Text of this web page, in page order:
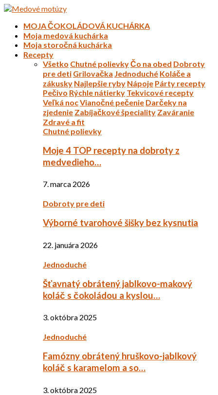
MOJA ČOKOLÁDOVÁ KUCHÁRKA
Moja medová kuchárka
Moja storočná kuchárka
Recepty
Všetko Chutné polievkyČo na obed Dobroty
pre deti Grilovačka Jednoduché Koláče a
zákusky Najlepšie ryby Nápoje Párty recepty
Pečivo Rýchle nátierky Tekvicové recepty
Veľká nocVianočné pečenie Darčeky na
zjedenie Zabíjačkové špeciality Zaváranie
Zdravé a fit
Chutné polievky
Moje 4 TOP recepty na dobroty z
medvedieho…
7. marca 2026
Dobroty pre deti
Výborné tvarohové šišky bez kysnutia
22. januára 2026
Jednoduché
Šťavnatý obrátený jablkovo-makový
koláč s čokoládou a kyslou…
3. októbra 2025
Jednoduché
Famózny obrátený hruškovo-jablkový
koláč s karamelom a so…
3. októbra 2025